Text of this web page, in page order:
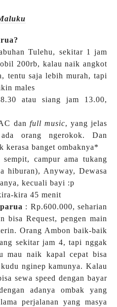
Tulehu, sekitar 1 jam
200rb, kalau naik angkot
tentu saja lebih murah, tapi
males
atau siang jam 13.00,
dan full music, yang jelas
orang ngerokok. Dan
kerasa banget ombaknya*
campur ama tukang
hiburan), Anyway, Dewasa
kecuali bayi :p
kira 45 menit
: Rp.600.000, seharian
bisa Request, pengen main
Orang Ambon baik-baik
sekitar jam 4, tapi nggak
mau naik kapal cepat bisa
nginep kamunya. Kalau
sewa speed dengan bayar
adanya ombak yang
perjalanan yang masya